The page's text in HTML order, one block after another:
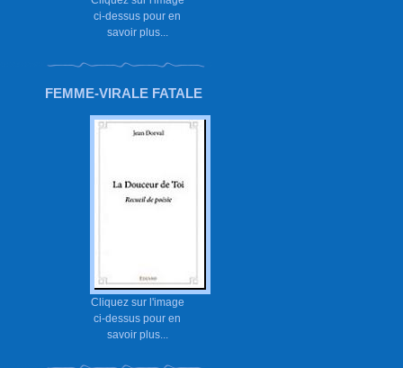
ci-dessus pour en
savoir plus...
FEMME-VIRALE FATALE
Cliquez sur l'image
ci-dessus pour en
savoir plus...